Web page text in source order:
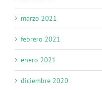
marzo 2021
febrero 2021
enero 2021
diciembre 2020